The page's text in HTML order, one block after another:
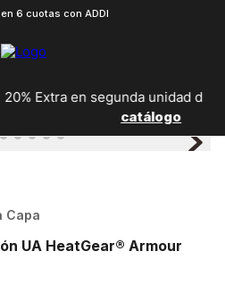
6 cuotas con ADDI
unidad de calzado... Ver
Capa
UA HeatGear® Armour